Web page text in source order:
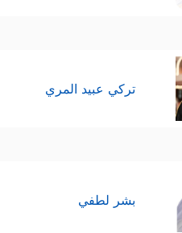
تركي عبيد المري
بشر لطفي